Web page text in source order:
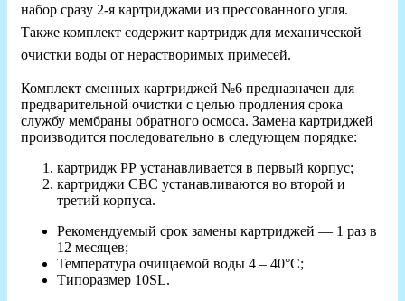
набор сразу 2-я картриджами из прессованного угля.
Также комплект содержит картридж для механической
очистки воды от нерастворимых примесей.
Комплект сменных картриджей №6 предназначен для
предварительной очистки с целью продления срока
службу мембраны обратного осмоса. Замена картриджей
производится последовательно в следующем порядке:
картридж РР устанавливается в первый корпус;
картриджи СВС устанавливаются во второй и
третий корпуса.
Рекомендуемый срок замены картриджей — 1 раз в
12 месяцев;
Температура очищаемой воды 4 – 40°С;
Типоразмер 10SL.